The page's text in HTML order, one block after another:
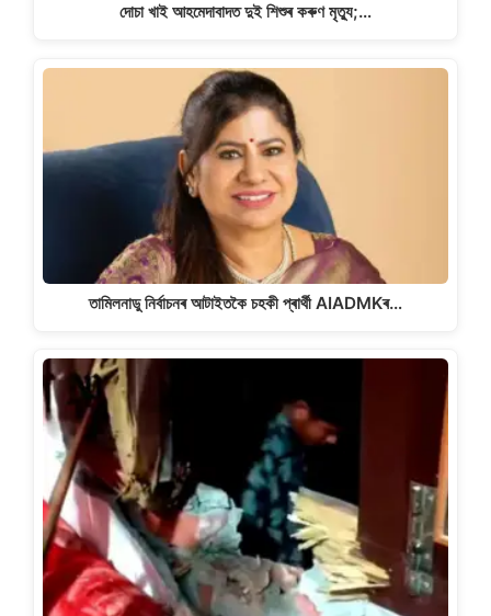
দোচা খাই আহমেদাবাদত দুই শিশুৰ কৰুণ মৃত্যু;…
তামিলনাডু নিৰ্বাচনৰ আটাইতকৈ চহকী প্ৰাৰ্থী AIADMKৰ…